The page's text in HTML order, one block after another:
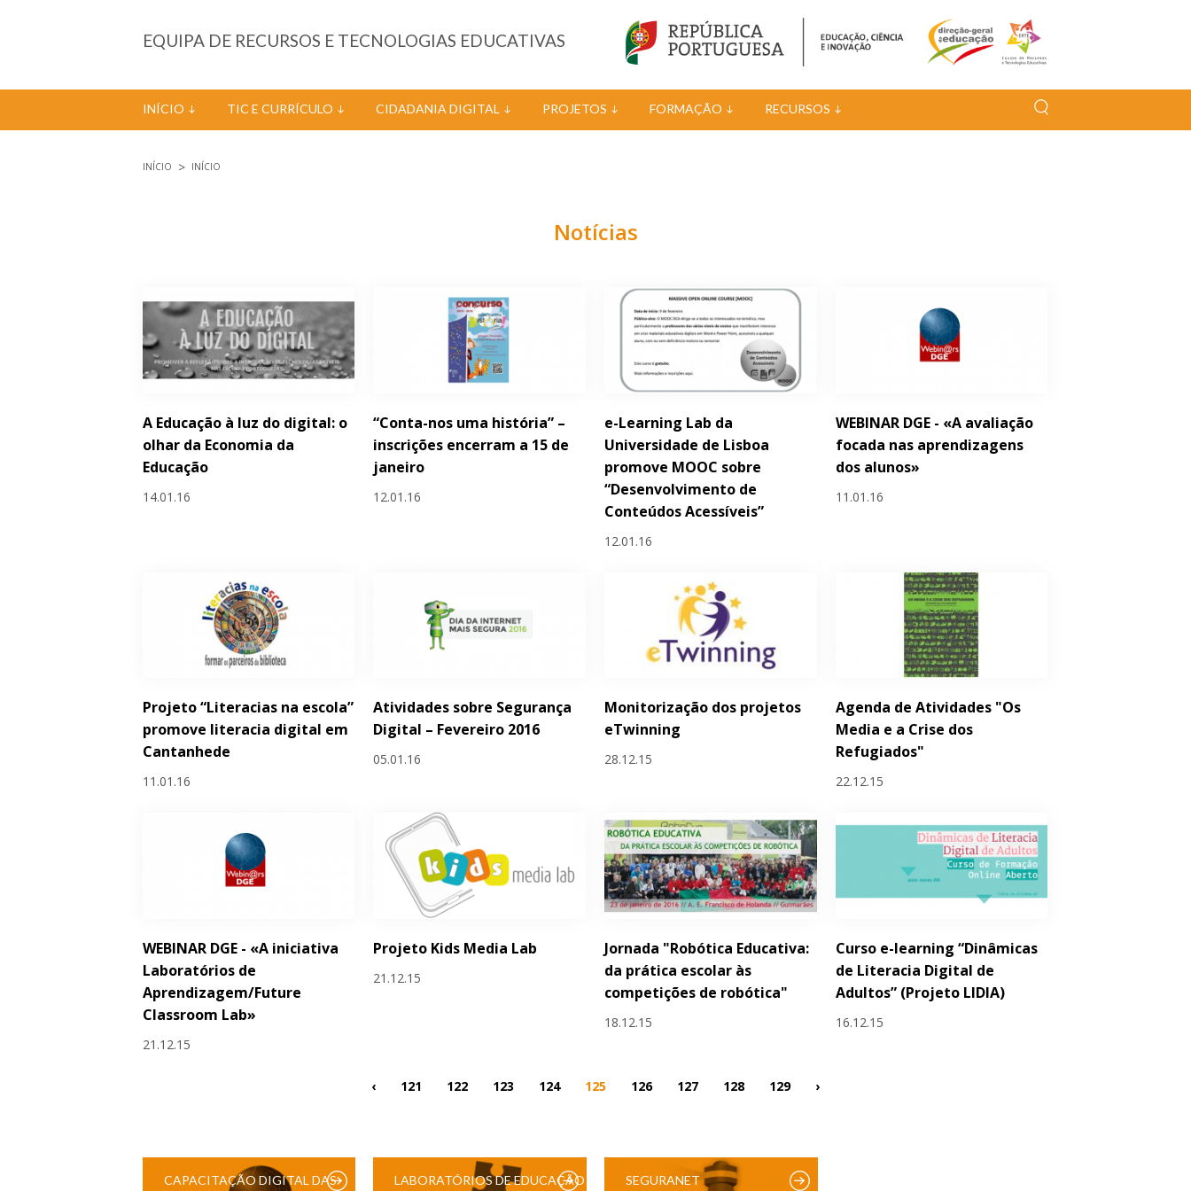
EQUIPA DE RECURSOS E TECNOLOGIAS EDUCATIVAS
INÍCIO TIC E CURRÍCULO CIDADANIA DIGITAL PROJETOS FORMAÇÃO RECURSOS
INÍCIO INÍCIO
Notícias
A Educação à luz do digital: o
olhar da Economia da
Educação
14.01.16
“Conta-nos uma história” –
inscrições encerram a 15 de
janeiro
12.01.16
e-Learning Lab da
Universidade de Lisboa
promove MOOC sobre
“Desenvolvimento de
Conteúdos Acessíveis”
12.01.16
WEBINAR DGE - «A avaliação
focada nas aprendizagens
dos alunos»
11.01.16
Projeto “Literacias na escola”
promove literacia digital em
Cantanhede
11.01.16
Atividades sobre Segurança
Digital – Fevereiro 2016
05.01.16
Monitorização dos projetos
eTwinning
28.12.15
Agenda de Atividades "Os
Media e a Crise dos
Refugiados"
22.12.15
WEBINAR DGE - «A iniciativa
Laboratórios de
Aprendizagem/Future
Classroom Lab»
21.12.15
Projeto Kids Media Lab
21.12.15
Jornada "Robótica Educativa:
da prática escolar às
competições de robótica"
18.12.15
Curso e-learning “Dinâmicas
de Literacia Digital de
Adultos” (Projeto LIDIA)
16.12.15
Páginas
‹ 121 122 123 124 125 126 127 128 129 ›
CAPACITAÇÃO DIGITAL DAS LABORATÓRIOS DE EDUCAÇÃO SEGURANET